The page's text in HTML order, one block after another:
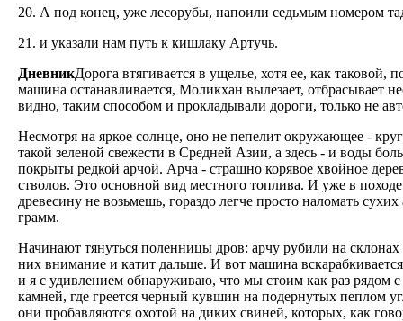
20. А под конец, уже лесорубы, напоили седьмым номером
21. и указали нам путь к кишлаку Артучь.
ДневникДорога втягивается в ущелье, хотя ее, как таковой,
машина останавливается, Моликхан вылезает, отбрасывает
видно, таким способом и прокладывали дороги, только не
Несмотря на яркое солнце, оно не пепелит окружающее -
такой зеленой свежести в Средней Азии, а здесь - и воды
покрыты редкой арчой. Арча - страшно корявое хвойное
стволов. Это основной вид местного топлива. И уже в
древесину не возьмешь, гораздо легче просто наломать
грамм.
Начинают тянуться поленницы дров: арчу рубили на
них внимание и катит дальше. И вот машина
и я с удивлением обнаруживаю, что мы стоим как раз рядом с
камней, где греется черный кувшин на подернутых пеплом
они пробавляются охотой на диких свиней, которых, как